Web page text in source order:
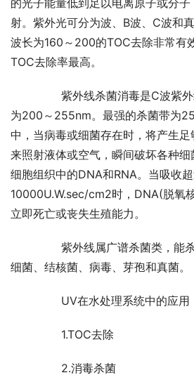
射。紫外光可分为波、B波、C波和
波长为160～200的TOC去除非常有
TOC去除率最高。
为200～255nm。最强的杀菌带为
中，当病毒或细菌存在时，将产生
来照射液体或空气，瞬间破坏各种
细胞组织中的DNA和RNA。当吸收
10000U.W.sec/cm2时，DNA(脱氧
立即死亡或丧失生殖能力。
细菌、结核菌、病毒、芽孢和真菌。
	　　UV在水处理系统中的应用
	　　1.TOC去除
	　　2.消毒杀菌